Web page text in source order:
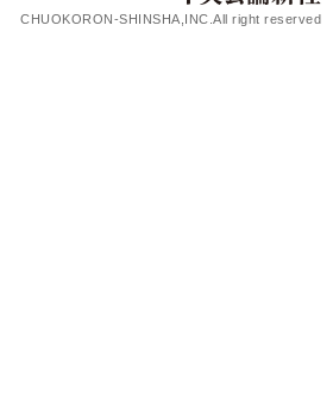
CHUOKORON-SHINSHA,INC.All right reserved